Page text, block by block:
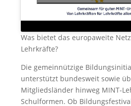
Was bietet das europaweite
Lehrkräfte?
Die gemeinnützige
unterstützt bundesweit sowie
Mitgliedsländer hinweg MINT-
Schulformen. Ob